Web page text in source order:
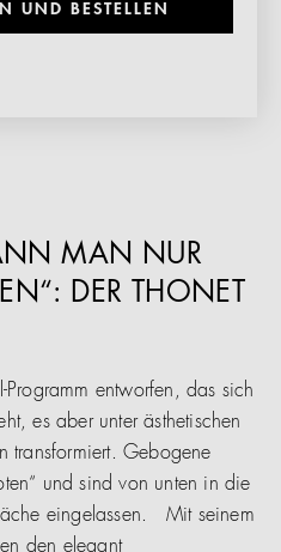
UND BESTELLEN
MAN NUR
DER THONET
entworfen, das sich
es aber unter ästhetischen
transformiert. Gebogene
und sind von unten in die
eingelassen. Mit seinem
den elegant